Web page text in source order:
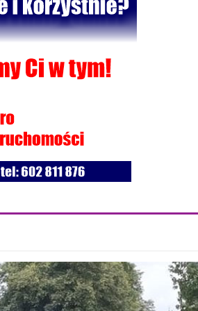
w Cycowie
w SM "Batory" już 19 czerwca w Łęcznej